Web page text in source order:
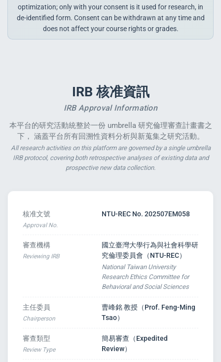
Education
optimization; only with your consent is it used for research, in
de-identified form. Consent can be withdrawn at any time and
does not affect your course rights or grades.
IRB 核准資訊
IRB Approval Information
本平台的研究活動統整於一份 umbrella 研究倫理審查計畫書之
下， 涵蓋平台所有回溯性資料分析與新蒐集之研究活動。
All research activities on this platform are governed by a single umbrella
IRB protocol, covering both retrospective analyses of existing data and
prospective new data collection.
核准文號
Approval No.
NTU-REC No. 202507EM058
審查機構
Reviewing IRB
國立臺灣大學行為與社會科學研
究倫理委員會（NTU-REC）
National Taiwan University
Research Ethics Committee for
Behavioral and Social Sciences
主任委員
Chairperson
曹峰銘 教授（Prof. Feng-Ming
Tsao）
審查類型
Review Type
簡易審查（Expedited
Review）